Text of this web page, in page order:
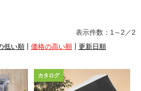
表示件数： 1～2 ／2
低い順 価格の高い順 更新日順